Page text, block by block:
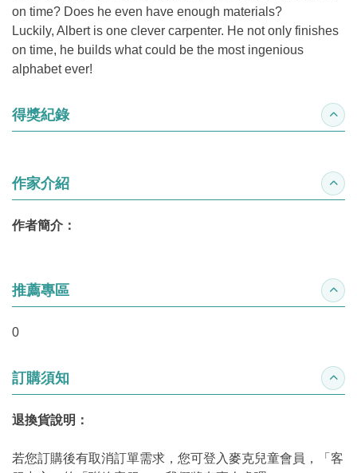
on time? Does he even have enough materials?
Luckily, Albert is one clever carpenter. He not only finishes
on time, he builds what could be the most ingenious
alphabet ever!
得獎紀錄 收合
作家介紹 收合
作者簡介：
推薦專區 收合
0
訂購須知 收合
退換貨說明：
若您訂購後有取消訂單需求，您可登入麥克兒童會員，「客